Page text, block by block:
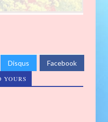
Disqus Facebook
YOURS